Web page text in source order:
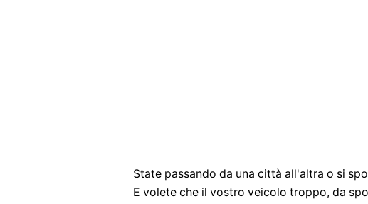
State passando da una città all'altra o si
E volete che il vostro veicolo troppo, da